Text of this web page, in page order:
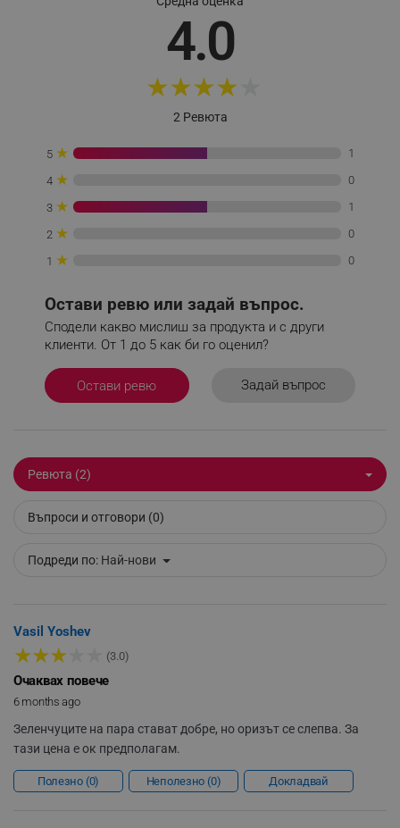
4.0
★★★★
2 Ревюта
5 ★ 1
4 ★ 0
3 ★ 1
2 ★ 0
1 ★ 0
Остави ревю или задай въпрос.
Сподели какво мислиш за продукта и с други
клиенти. От 1 до 5 как би го оценил?
Остави ревю Задай въпрос
Ревюта (2)
Въпроси и отговори (0)
Подреди по: Най-нови
Vasil Yoshev
★★★ (3.0)
Очаквах повече
6 months ago
Зеленчуците на пара стават добре, но оризът се слепва. За
тази цена е ок предполагам.
Полезно 0 Неполезно 0 Докладвай
_sgf_delayed_actions,
_sgf_delayed_campaigns .alleop.bg
_sgf_rq